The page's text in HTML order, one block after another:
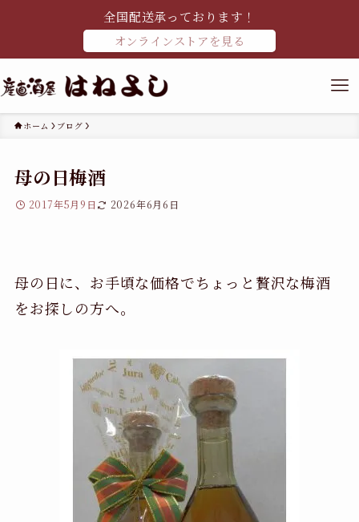
全国配送承っております！
オンラインストアを見る
ホーム ブログ
母の日梅酒
2017年5月9日 2026年6月6日
母の日に、お手頃な価格でちょっと贅沢な梅酒
をお探しの方へ。